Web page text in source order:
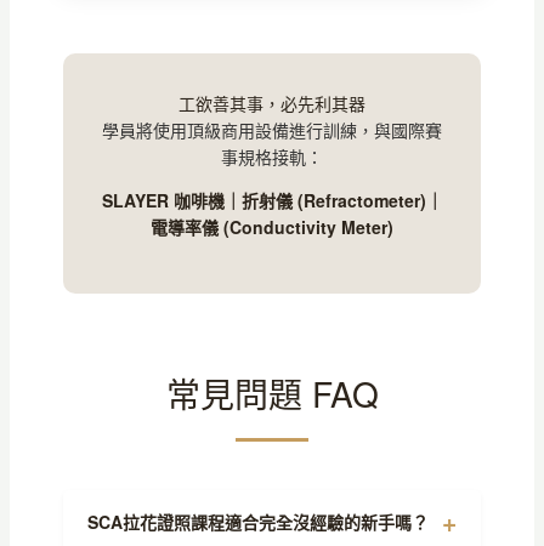
工欲善其事，必先利其器
學員將使用頂級商用設備進行訓練，與國際賽
事規格接軌：
SLAYER 咖啡機｜折射儀 (Refractometer)｜
電導率儀 (Conductivity Meter)
常見問題 FAQ
SCA拉花證照課程適合完全沒經驗的新手嗎？